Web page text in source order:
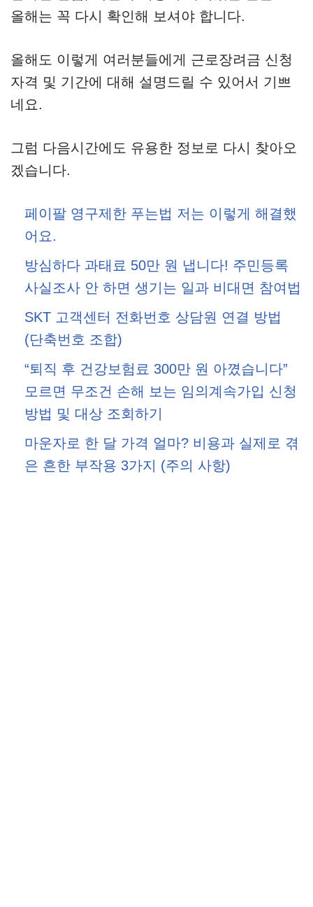
올해는 꼭 다시 확인해 보셔야 합니다.
올해도 이렇게 여러분들에게 근로장려금 신청
자격 및 기간에 대해 설명드릴 수 있어서 기쁘
네요.
그럼 다음시간에도 유용한 정보로 다시 찾아오
겠습니다.
페이팔 영구제한 푸는법 저는 이렇게 해결했
어요.
방심하다 과태료 50만 원 냅니다! 주민등록
사실조사 안 하면 생기는 일과 비대면 참여법
SKT 고객센터 전화번호 상담원 연결 방법
(단축번호 조합)
“퇴직 후 건강보험료 300만 원 아꼈습니다”
모르면 무조건 손해 보는 임의계속가입 신청
방법 및 대상 조회하기
마운자로 한 달 가격 얼마? 비용과 실제로 겪
은 흔한 부작용 3가지 (주의 사항)